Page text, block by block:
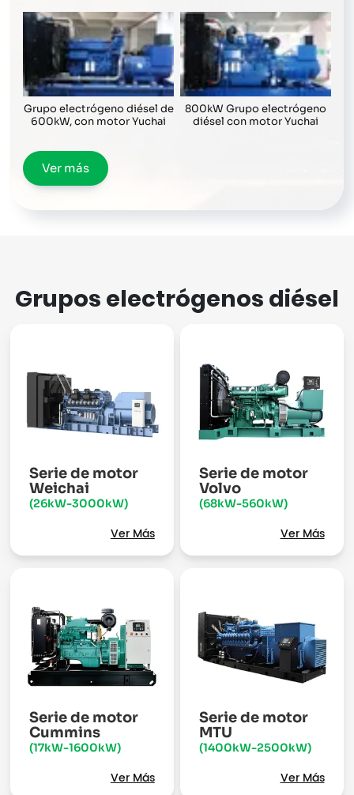
Grupo electrógeno diésel de
600kW, con motor Yuchai
800kW Grupo electrógeno
diésel con motor Yuchai
Ver más
Grupos electrógenos diésel
Serie de motor
Weichai
(26kW-3000kW)
Ver Más
Serie de motor
Volvo
(68kW-560kW)
Ver Más
Serie de motor
Cummins
(17kW-1600kW)
Ver Más
Serie de motor
MTU
(1400kW-2500kW)
Ver Más